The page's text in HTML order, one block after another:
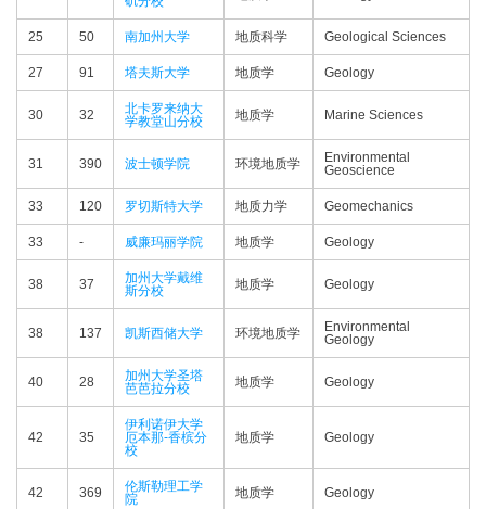
25 50 南加州大学 地质科学 Geological Sciences
27 91 塔夫斯大学 地质学 Geology
30 32
北卡罗来纳大
学教堂山分校
地质学 Marine Sciences
31 390 波士顿学院 环境地质学
Environmental
Geoscience
33 120 罗切斯特大学 地质力学 Geomechanics
33 - 威廉玛丽学院 地质学 Geology
38 37
加州大学戴维
斯分校
地质学 Geology
38 137 凯斯西储大学 环境地质学
Environmental
Geology
40 28
加州大学圣塔
芭芭拉分校
地质学 Geology
42 35
伊利诺伊大学
厄本那-香槟分
校
地质学 Geology
42 369
伦斯勒理工学
院
地质学 Geology